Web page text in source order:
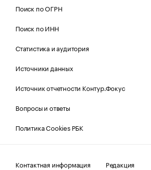
Поиск по ОГРН
Поиск по ИНН
Статистика и аудитория
Источники данных
Источник отчетности Контур.Фокус
Вопросы и ответы
Политика Cookies РБК
Контактная информация Редакция